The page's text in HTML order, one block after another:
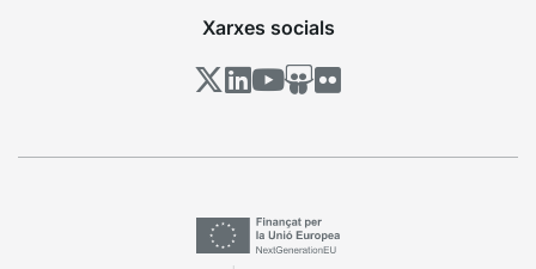
Xarxes socials